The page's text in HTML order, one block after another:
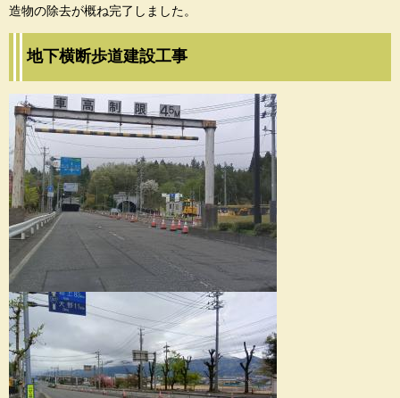
造物の除去が概ね完了しました。
地下横断歩道建設工事